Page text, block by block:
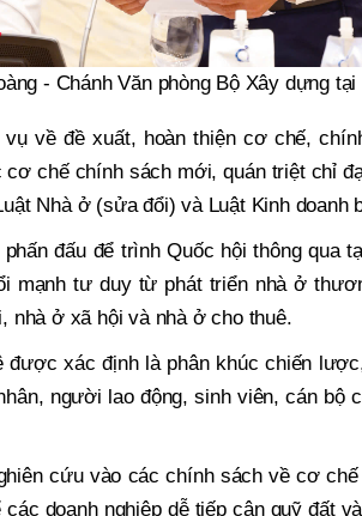
- Chánh Văn phòng Bộ Xây dựng
về đề xuất, hoàn thiện cơ chế,
chế chính sách mới, quán triệt chỉ
Nhà ở (sửa đổi) và Luật Kinh doanh
đấu để trình Quốc hội thông qua
mạnh tư duy từ phát triển nhà ở
nhà ở xã hội và nhà ở cho thuê.
được xác định là phân khúc chiến
người lao động, sinh viên, cán bộ
cứu vào các chính sách về cơ
doanh nghiệp dễ tiếp cận quỹ đất